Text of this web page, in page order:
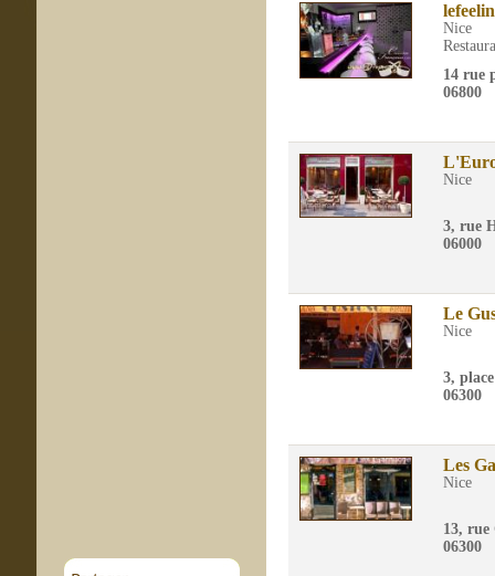
Nice
14 rue
06800
Nice
3, rue
06000
Le
Nice
3,
06300
Les
Nice
13, rue
06300